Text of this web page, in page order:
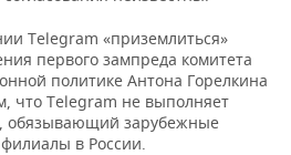
Telegram «приземлиться»
первого зампреда комитета
политике Антона Горелкина
что Telegram не выполняет
обязывающий зарубежные
в России.